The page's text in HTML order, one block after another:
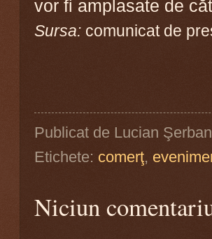
vor fi amplasate de
Sursa: comunicat de
Publicat de Lucian Şerban
Etichete: comerţ,
Niciun